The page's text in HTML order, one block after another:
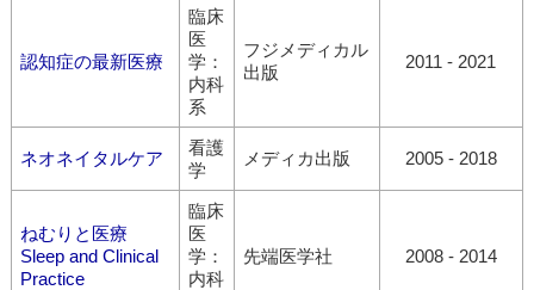
認知症の最新医療
臨床
医
学：
内科
系
フジメディカル
出版
2011 - 2021
ネオネイタルケア
看護
学
メディカ出版 2005 - 2018
ねむりと医療
Sleep and Clinical
Practice
臨床
医
学：
内科
先端医学社 2008 - 2014